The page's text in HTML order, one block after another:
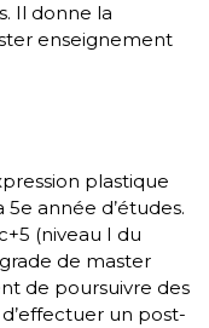
Il donne la
enseignement
plastique
5e année d’études.
(niveau I du
de master
de poursuivre des
un post-